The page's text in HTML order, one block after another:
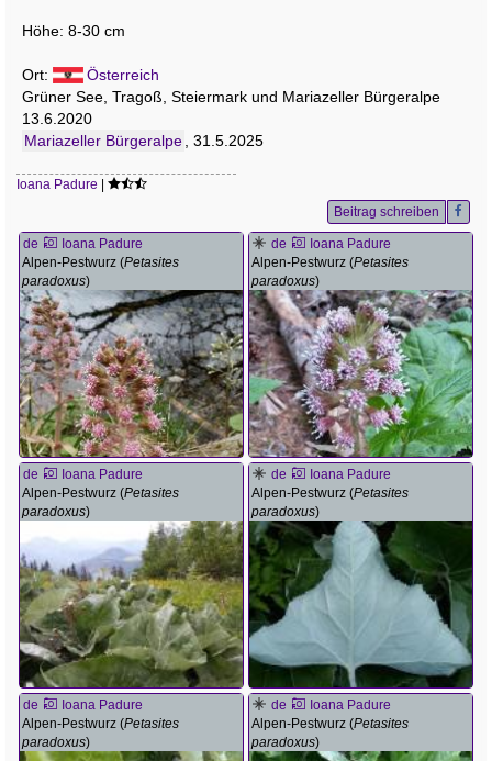
Höhe: 8-30 cm
Ort:
Österreich
Grüner See, Tragoß, Steiermark und Mariazeller Bürgeralpe
13.6.2020
Mariazeller Bürgeralpe
, 31.5.2025
Ioana Padure |
Beitrag schreiben
de
Ioana Padure
Alpen-Pestwurz (Petasites
paradoxus)
de
Ioana Padure
Alpen-Pestwurz (Petasites
paradoxus)
de
Ioana Padure
Alpen-Pestwurz (Petasites
paradoxus)
de
Ioana Padure
Alpen-Pestwurz (Petasites
paradoxus)
de
Ioana Padure
Alpen-Pestwurz (Petasites
paradoxus)
de
Ioana Padure
Alpen-Pestwurz (Petasites
paradoxus)